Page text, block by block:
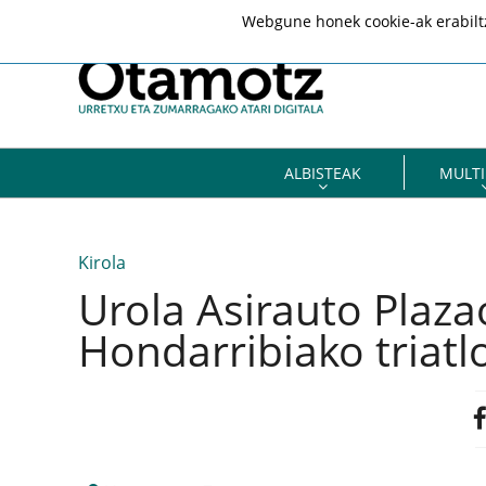
ALBISTEAK
Kirola
Urola Asirauto
Hondarribiako
Webgune honek cookie-ak